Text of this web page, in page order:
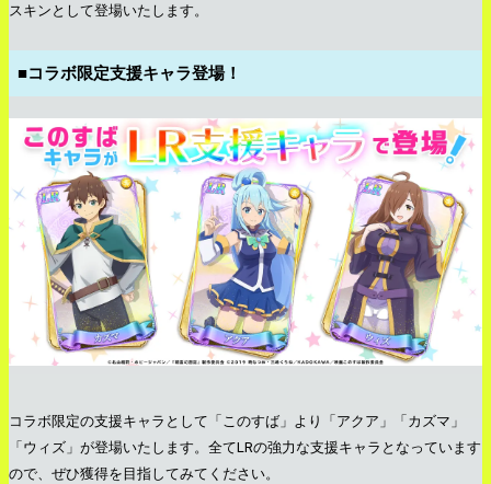
スキンとして登場いたします。
■コラボ限定支援キャラ登場！
コラボ限定の支援キャラとして「このすば」より「アクア」「カズマ」
「ウィズ」が登場いたします。全てLRの強力な支援キャラとなっています
ので、ぜひ獲得を目指してみてください。